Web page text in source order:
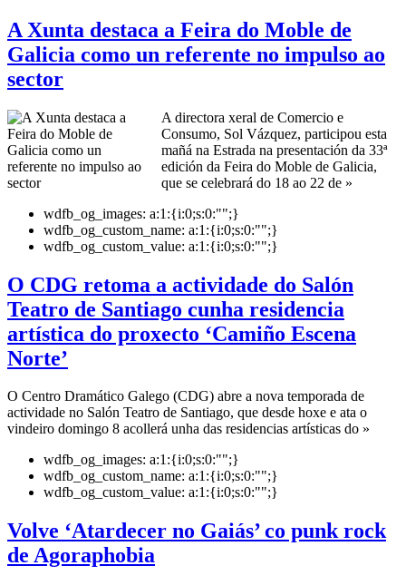
A Xunta destaca a Feira do Moble de
Galicia como un referente no impulso ao
sector
A directora xeral de Comercio e
Consumo, Sol Vázquez, participou esta
mañá na Estrada na presentación da 33ª
edición da Feira do Moble de Galicia,
que se celebrará do 18 ao 22 de »
wdfb_og_images: a:1:{i:0;s:0:"";}
wdfb_og_custom_name: a:1:{i:0;s:0:"";}
wdfb_og_custom_value: a:1:{i:0;s:0:"";}
O CDG retoma a actividade do Salón
Teatro de Santiago cunha residencia
artística do proxecto ‘Camiño Escena
Norte’
O Centro Dramático Galego (CDG) abre a nova temporada de
actividade no Salón Teatro de Santiago, que desde hoxe e ata o
vindeiro domingo 8 acollerá unha das residencias artísticas do »
wdfb_og_images: a:1:{i:0;s:0:"";}
wdfb_og_custom_name: a:1:{i:0;s:0:"";}
wdfb_og_custom_value: a:1:{i:0;s:0:"";}
Volve ‘Atardecer no Gaiás’ co punk rock
de Agoraphobia